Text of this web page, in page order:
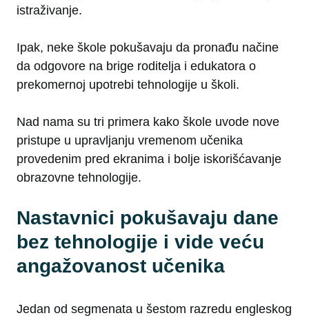
istraživanje.
Ipak, neke škole pokušavaju da pronađu načine
da odgovore na brige roditelja i edukatora o
prekomernoj upotrebi tehnologije u školi.
Nad nama su tri primera kako škole uvode nove
pristupe u upravljanju vremenom učenika
provedenim pred ekranima i bolje iskorišćavanje
obrazovne tehnologije.
Nastavnici pokušavaju dane
bez tehnologije i vide veću
angažovanost učenika
Jedan od segmenata u šestom razredu engleskog